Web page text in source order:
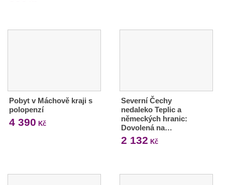
Pobyt v Máchově kraji s
polopenzí
4 390 Kč
Severní Čechy
nedaleko Teplic a
německých hranic:
Dovolená na…
2 132 Kč